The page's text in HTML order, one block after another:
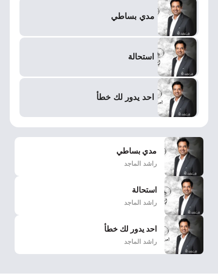
مدي بساطي
استحالة
احد يدور لك خطأ
مدي بساطي
راشد الماجد
استحالة
راشد الماجد
احد يدور لك خطأ
راشد الماجد